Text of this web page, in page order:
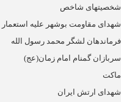
شخصیتهای شاخص
شهدای مقاومت بوشهر علیه استعمار
فرماندهان لشگر محمد رسول الله
سربازان گمنام امام زمان(عج)
ماکت
شهدای ارتش ایران